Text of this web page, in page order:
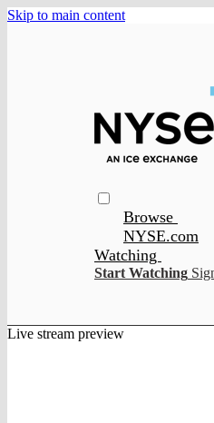
Skip to main content
Browse
NYSE.com
Watching
Start Watching
Live stream preview